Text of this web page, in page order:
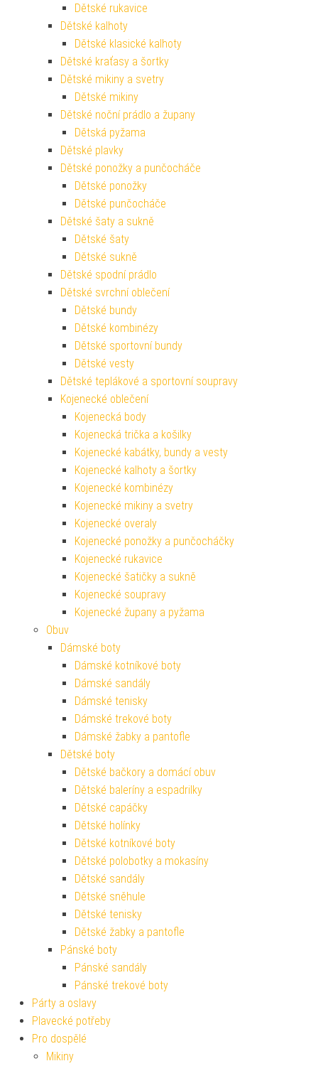
Dětské rukavice
Dětské kalhoty
Dětské klasické kalhoty
Dětské kraťasy a šortky
Dětské mikiny a svetry
Dětské mikiny
Dětské noční prádlo a župany
Dětská pyžama
Dětské plavky
Dětské ponožky a punčocháče
Dětské ponožky
Dětské punčocháče
Dětské šaty a sukně
Dětské šaty
Dětské sukně
Dětské spodní prádlo
Dětské svrchní oblečení
Dětské bundy
Dětské kombinézy
Dětské sportovní bundy
Dětské vesty
Dětské teplákové a sportovní soupravy
Kojenecké oblečení
Kojenecká body
Kojenecká trička a košilky
Kojenecké kabátky, bundy a vesty
Kojenecké kalhoty a šortky
Kojenecké kombinézy
Kojenecké mikiny a svetry
Kojenecké overaly
Kojenecké ponožky a punčocháčky
Kojenecké rukavice
Kojenecké šatičky a sukně
Kojenecké soupravy
Kojenecké župany a pyžama
Obuv
Dámské boty
Dámské kotníkové boty
Dámské sandály
Dámské tenisky
Dámské trekové boty
Dámské žabky a pantofle
Dětské boty
Dětské bačkory a domácí obuv
Dětské baleríny a espadrilky
Dětské capáčky
Dětské holínky
Dětské kotníkové boty
Dětské polobotky a mokasíny
Dětské sandály
Dětské sněhule
Dětské tenisky
Dětské žabky a pantofle
Pánské boty
Pánské sandály
Pánské trekové boty
Párty a oslavy
Plavecké potřeby
Pro dospělé
Mikiny